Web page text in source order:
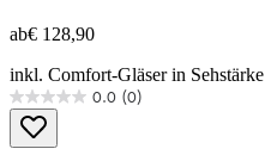
ab€ 128,90
inkl. Comfort-Gläser in Sehstärke
0.0 (0)
0.0
von
5